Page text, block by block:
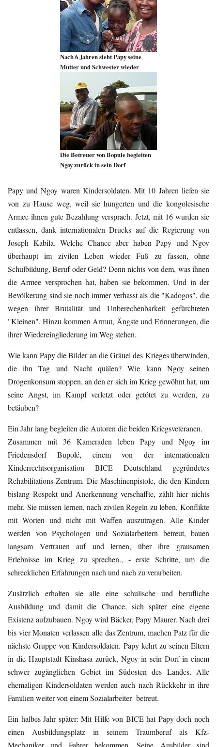
Nach 6 Jahren sieht Papy seine
Mutter und Schwester wieder
Die Betreuer von Bopule begleiten
Ngoy zurück in sein Dorf
Papy und Ngoy waren Kindersoldaten. Mit 10 Jahren liefen sie
von zu Hause weg, weil sie hungerten und die kongolesische
Armee ihnen gute Bezahlung versprach. Jetzt, mit 16 wurden sie
entlassen, dank internationalen Drucks auf die Regierung von
Joseph Kabila. Welche Chance aber haben Papy und Ngoy
überhaupt im zivilen Leben wieder Fuß zu fassen, ohne
Schulbildung, Beruf oder Geld? Denn nichts von dem, was ihnen
die Armee versprochen hat, haben sie bekommen. Und in der
Bevölkerung sind sie noch immer verhasst als die "Kadogos", die
wegen ihrer Brutalität und Unberechenbarkeit gefürchteten
"Kleinen". Hinzu kommen Armut, Ängste und Erinnerungen, die
ihrer Wiedereingliederung im Weg stehen.
Wie kann Papy die Bilder an die Gräuel des Krieges überwinden,
die ihn Tag und Nacht quälen? Wie kann Ngoy seinen
Drogenkonsum stoppen, an den er sich im Krieg gewöhnt hat, um
seine Angst, im Kampf verletzt oder getötet zu werden, zu
betäuben?
Ein Jahr lang begleiten die Autoren die beiden Kriegsveteranen.
Zusammen mit 36 Kameraden leben Papy und Ngoy im
Friedensdorf Bupolé, einem von der internationalen
Kinderrechtsorganisation BICE Deutschland gegründetes
Rehabilitations-Zentrum. Die Maschinenpistole, die den Kindern
bislang Respekt und Anerkennung verschaffte, zählt hier nichts
mehr. Sie müssen lernen, nach zivilen Regeln zu leben, Konflikte
mit Worten und nicht mit Waffen auszutragen. Alle Kinder
werden von Psychologen und Sozialarbeitern betreut, bauen
langsam Vertrauen auf und lernen, über ihre grausamen
Erlebnisse im Krieg zu sprechen., - erste Schritte, um die
schrecklichen Erfahrungen nach und nach zu verarbeiten.
Zusätzlich erhalten sie alle eine schulische und berufliche
Ausbildung und damit die Chance, sich später eine eigene
Existenz aufzubauen. Ngoy wird Bäcker, Papy Maurer. Nach drei
bis vier Monaten verlassen alle das Zentrum, machen Patz für die
nächste Gruppe von Kindersoldaten. Papy kehrt zu seinen Eltern
in die Hauptstadt Kinshasa zurück, Ngoy in sein Dorf in einem
schwer zugänglichen Gebiet im Südosten des Landes. Alle
ehemaligen Kindersoldaten werden auch nach Rückkehr in ihre
Familien weiter von einem Sozialarbeiter betreut.
Ein halbes Jahr später: Mit Hilfe von BICE hat Papy doch noch
einen Ausbildungsplatz in seinem Traumberuf als Kfz-
Mechaniker und Fahrer bekommen. Seine Ausbilder sind